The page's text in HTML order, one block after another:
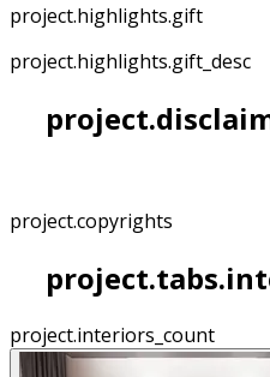
project.highlights.gift
project.highlights.gift_desc
project.copyrights
project.interiors_count